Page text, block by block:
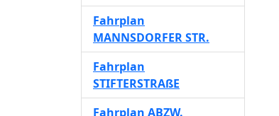
Fahrplan
MANNSDORFER STR.
Fahrplan
STIFTERSTRAßE
Fahrplan ABZW.